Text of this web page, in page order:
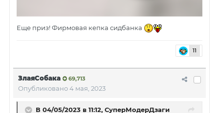
Еще приз! Фирмовая кепка сидбанка
11
ЗлаяСобака 69,713
Опубликовано4 мая, 2023
В 04/05/2023 в 11:12, СуперМодерДзаги